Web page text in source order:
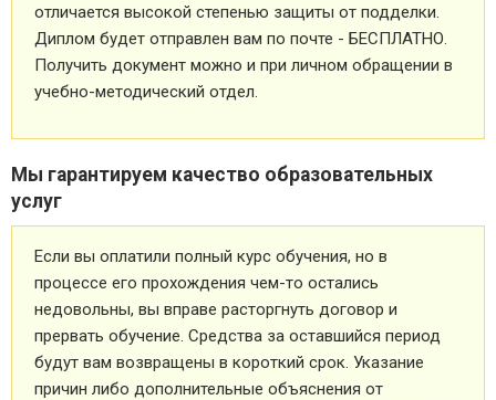
отличается высокой степенью защиты от подделки.
Диплом будет отправлен вам по почте - БЕСПЛАТНО.
Получить документ можно и при личном обращении в
учебно-методический отдел.
Мы гарантируем качество образовательных
услуг
Если вы оплатили полный курс обучения, но в
процессе его прохождения чем-то остались
недовольны, вы вправе расторгнуть договор и
прервать обучение. Средства за оставшийся период
будут вам возвращены в короткий срок. Указание
причин либо дополнительные объяснения от